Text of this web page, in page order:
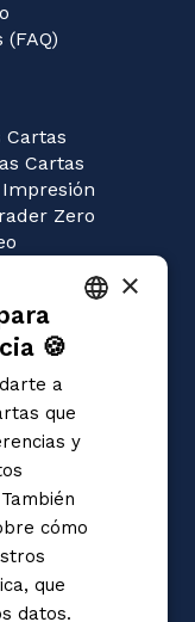
Cartas
Cartas
Zero
ITALIAN
×
🍪
a
que
y
cómo
que
datos.